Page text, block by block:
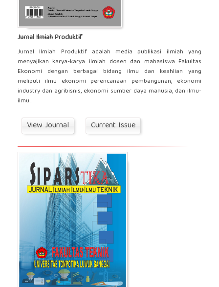
Jurnal Ilmiah Produktif
Jurnal Ilmiah Produktif adalah media publikasi ilmiah yang
menyajikan karya-karya ilmiah dosen dan mahasiswa Fakultas
Ekonomi dengan berbagai bidang ilmu dan keahlian yang
meliputi ilmu ekonomi perencanaan pembangunan, ekonomi
industry dan agribisnis, ekonomi sumber daya manusia, dan ilmu-
ilmu...
View Journal Current Issue